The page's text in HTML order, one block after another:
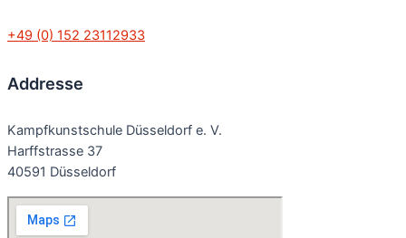
+49 (0) 152 23112933
Addresse
Kampfkunstschule Düsseldorf e. V.
Harffstrasse 37
40591 Düsseldorf